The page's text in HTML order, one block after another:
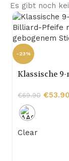
Es gibt noch
-23%
Klassische 9-
gebogenem
€69.90 €53.90
Clear